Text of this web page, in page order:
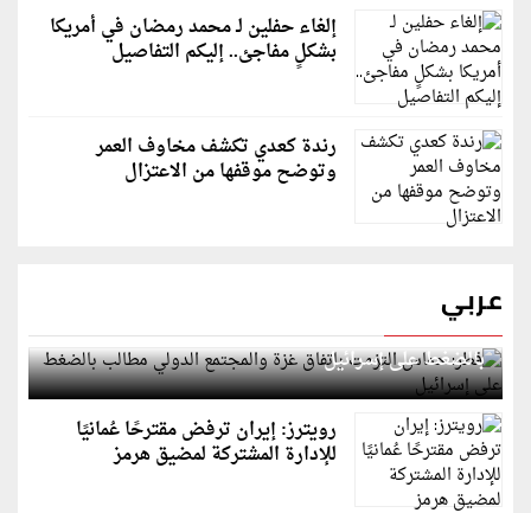
إلغاء حفلين لـ محمد رمضان في أمريكا
بشكلٍ مفاجئ.. إليكم التفاصيل
رندة كعدي تكشف مخاوف العمر
وتوضح موقفها من الاعتزال
عربي
قطر: حماس التزمت باتفاق غزة والمجتمع الدولي مطالب
بالضغط على إسرائيل
رويترز: إيران ترفض مقترحًا عُمانيًا
للإدارة المشتركة لمضيق هرمز